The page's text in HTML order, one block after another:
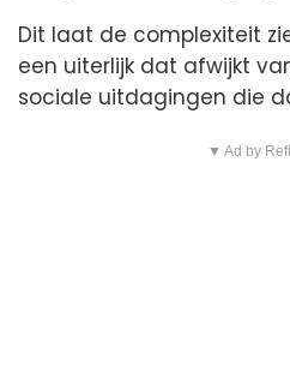
Dit laat de complexiteit
een uiterlijk dat afwijkt
sociale uitdagingen die
▼ Ad by